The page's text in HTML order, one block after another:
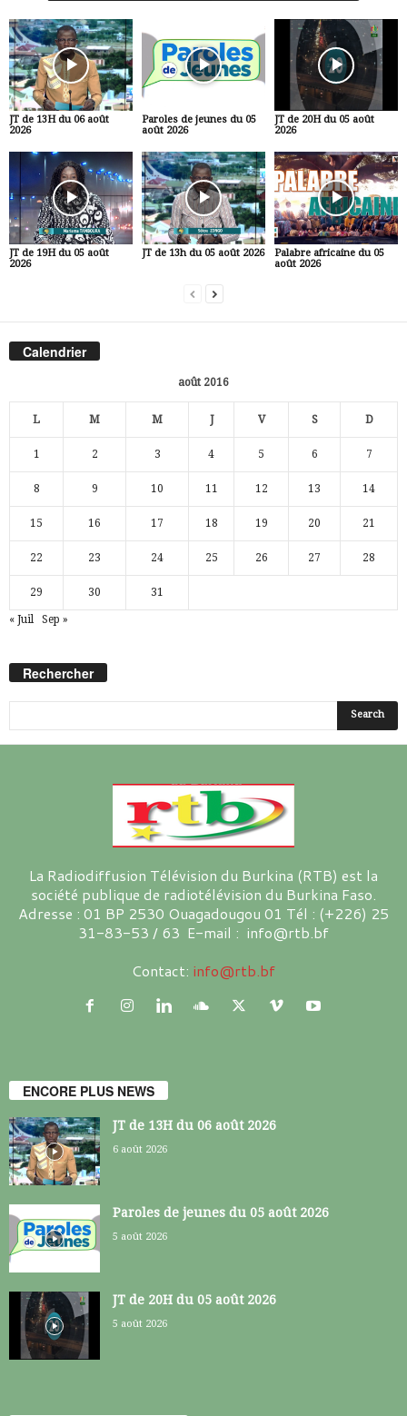
JT de 13H du 06 août
2026
Paroles de jeunes du 05
août 2026
JT de 20H du 05 août
2026
JT de 19H du 05 août
2026
JT de 13h du 05 août 2026
Palabre africaine du 05
août 2026
Calendrier
août 2016
L M M J V S D
1 2 3 4 5 6 7
8 9 10 11 12 13 14
15 16 17 18 19 20 21
22 23 24 25 26 27 28
29 30 31
« Juil Sep »
Rechercher
La Radiodiffusion Télévision du Burkina (RTB) est la
société publique de radiotélévision du Burkina Faso.
Adresse : 01 BP 2530 Ouagadougou 01 Tél : (+226) 25
31-83-53 / 63 E-mail : info@rtb.bf
Contact: info@rtb.bf
ENCORE PLUS NEWS
JT de 13H du 06 août 2026
6 août 2026
Paroles de jeunes du 05 août 2026
5 août 2026
JT de 20H du 05 août 2026
5 août 2026